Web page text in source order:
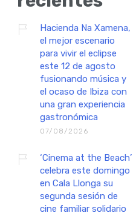
Hacienda Na Xamena,
el mejor escenario
para vivir el eclipse
este 12 de agosto
fusionando música y
el ocaso de Ibiza con
una gran experiencia
gastronómica
07/08/2026
‘Cinema at the Beach’
celebra este domingo
en Cala Llonga su
segunda sesión de
cine familiar solidario